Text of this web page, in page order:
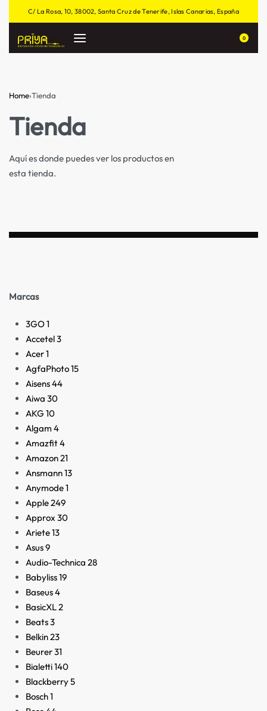
C/ La Rosa, 10, 38002, Santa Cruz de Tenerife, Islas Canarias, España
0
Home›Tienda
Tienda
Aquí es donde puedes ver los productos en
esta tienda.
Marcas
3GO1
Accetel3
Acer1
AgfaPhoto15
Aisens44
Aiwa 30
AKG 10
Algam 4
Amazfit4
Amazon21
Ansmann13
Anymode1
Apple249
Approx 30
Ariete13
Asus9
Audio-Technica 28
Babyliss19
Baseus4
BasicXL2
Beats3
Belkin23
Beurer31
Bialetti140
Blackberry5
Bosch1